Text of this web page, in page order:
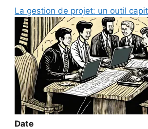
La gestion de projet: un outil
Date